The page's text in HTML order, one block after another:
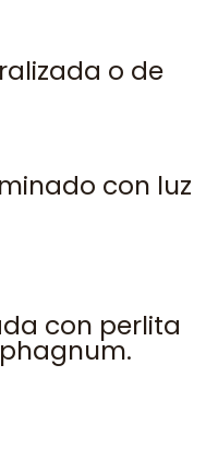
o de
con luz
con perlita